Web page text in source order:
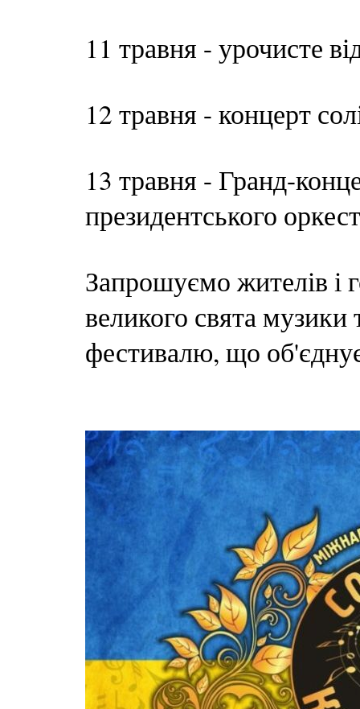
11 травня - урочисте
12 травня - концерт
13 травня - Гранд-
президентського
Запрошуємо жителів і
великого свята
фестивалю, що